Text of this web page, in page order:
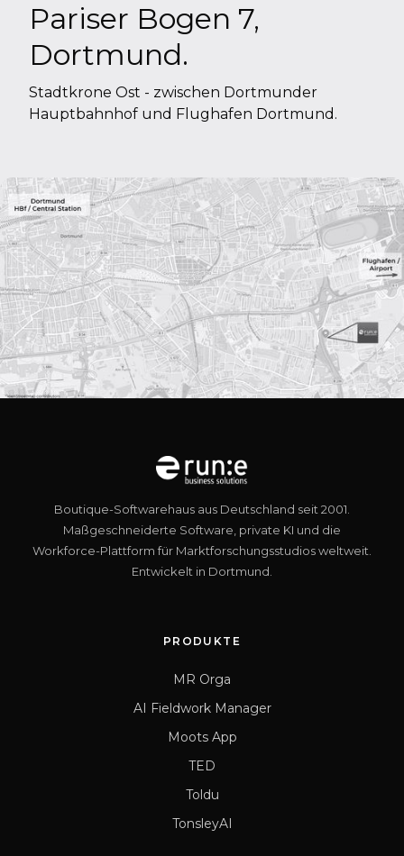
Pariser Bogen 7,
Dortmund.
Stadtkrone Ost - zwischen Dortmunder
Hauptbahnhof und Flughafen Dortmund.
Boutique-Softwarehaus aus Deutschland seit 2001.
Maßgeschneiderte Software, private KI und die
Workforce-Plattform für Marktforschungsstudios weltweit.
Entwickelt in Dortmund.
PRODUKTE
MR Orga
AI Fieldwork Manager
Moots App
TED
Toldu
TonsleyAI